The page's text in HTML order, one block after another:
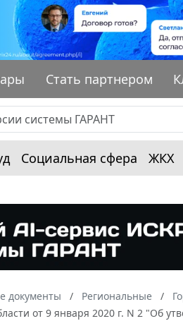
Стать партнером
Социальная сфера ЖКХ
документы Региональные
от 9 января 2020 г. N 2 "Об